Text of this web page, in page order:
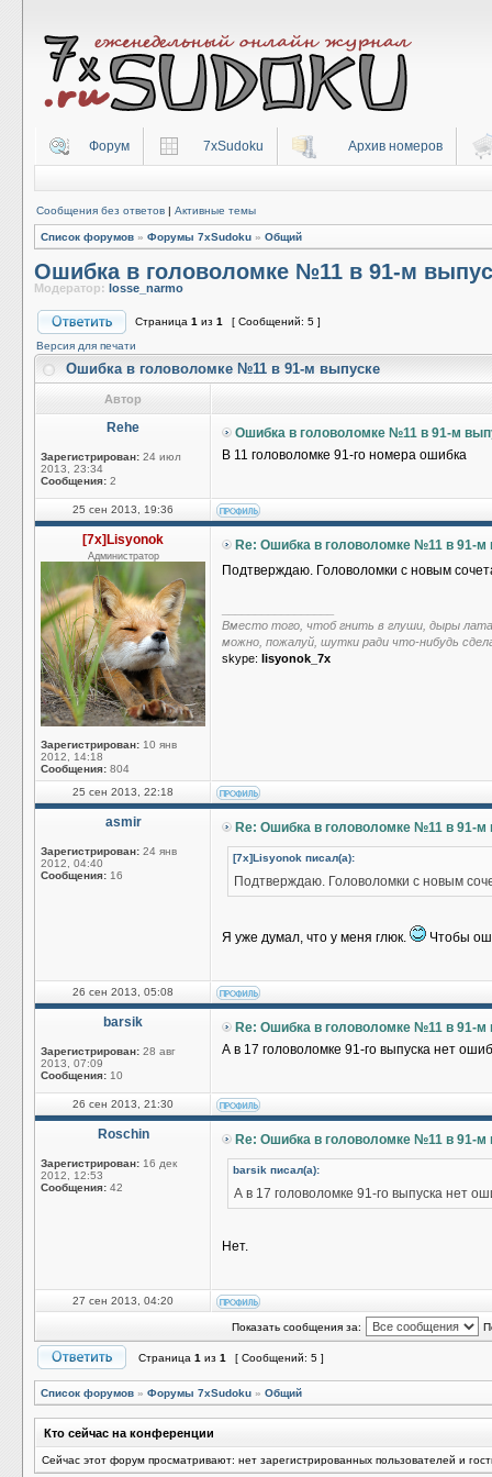
Форум 7xSudoku Архив номеров
Сообщения без ответов | Активные темы
Список форумов » Форумы 7xSudoku » Общий
Ошибка в головоломке №11 в 91-м
Модератор: losse_narmo
Страница 1 из 1
[ Сообщений: 5 ]
Версия для печати
Ошибка в головоломке №11 в 91-м выпуске
Автор
Rehe
Зарегистрирован: 24 июл
2013, 23:34
Сообщения: 2
Ошибка в головоломке №11 в 91-м
В 11 головоломке 91-го номера ошибка
25 сен 2013, 19:36
[7x]Lisyonok
Администратор
Зарегистрирован: 10 янв
2012, 14:18
Сообщения: 804
Re: Ошибка в головоломке №11 в 91-м
Подтверждаю. Головоломки с новым
Вместо того, чтоб гнить в глуши, дыры
можно, пожалуй, шутки ради что-нибудь
skype: lisyonok_7x
25 сен 2013, 22:18
asmir
Зарегистрирован: 24 янв
2012, 04:40
Сообщения: 16
Re: Ошибка в головоломке №11 в 91-м
[7x]Lisyonok писал(а):
Подтверждаю. Головоломки с новым
Я уже думал, что у меня глюк. Чтобы
26 сен 2013, 05:08
barsik
Зарегистрирован: 28 авг
2013, 07:09
Сообщения: 10
Re: Ошибка в головоломке №11 в 91-м
А в 17 головоломке 91-го выпуска нет
26 сен 2013, 21:30
Roschin
Зарегистрирован: 16 дек
2012, 12:53
Сообщения: 42
Re: Ошибка в головоломке №11 в 91-м
barsik писал(а):
А в 17 головоломке 91-го выпуска нет
Нет.
27 сен 2013, 04:20
Показать сообщения за:
Страница 1 из 1 [ Сообщений: 5 ]
Список форумов » Форумы 7xSudoku » Общий
Кто сейчас на конференции
Сейчас этот форум просматривают: нет зарегистрированных пользователей и